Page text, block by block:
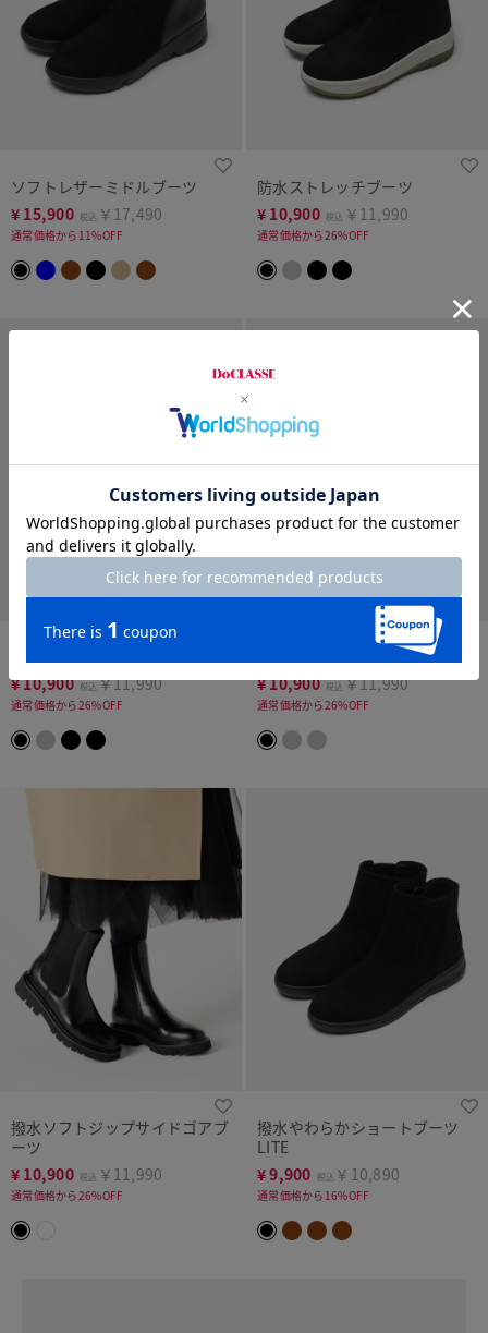
ソフトレザーミドルブーツ
¥ 15,900 税込 ￥17,490
通常価格から11%OFF
防水ストレッチブーツ
¥ 10,900 税込 ￥11,990
通常価格から26%OFF
¥10,900 税込￥11,990
通常価格から26%OFF
¥10,900 税込￥11,990
通常価格から26%OFF
撥水ソフトジップサイドゴアブ
ーツ
¥ 10,900 税込 ￥11,990
通常価格から26%OFF
撥水やわらかショートブーツ
LITE
¥9,900 税込 ￥10,890
通常価格から16%OFF